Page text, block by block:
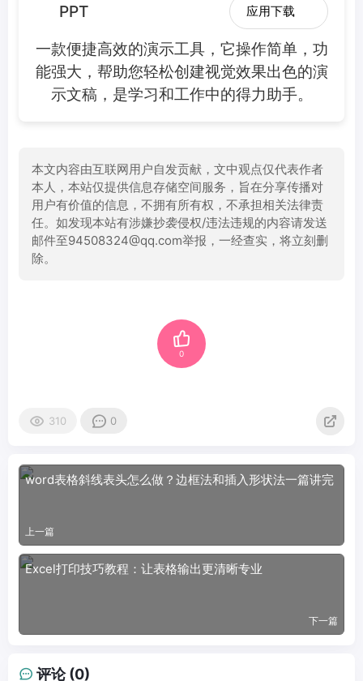
PPT 应用下载
一款便捷高效的演示工具，它操作简单，功
能强大，帮助您轻松创建视觉效果出色的演
示文稿，是学习和工作中的得力助手。
本文内容由互联网用户自发贡献，文中观点仅代表作者
本人，本站仅提供信息存储空间服务，旨在分享传播对
用户有价值的信息，不拥有所有权，不承担相关法律责
任。如发现本站有涉嫌抄袭侵权/违法违规的内容请发送
邮件至94508324@qq.com举报，一经查实，将立刻删
除。
0
310 0
word表格斜线表头怎么做？边框法和插入形状法一篇讲完
上一篇
Excel打印技巧教程：让表格输出更清晰专业
下一篇
评论 (0)